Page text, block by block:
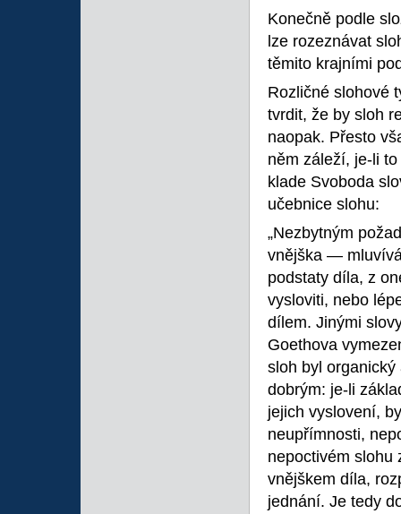
Konečně podle
lze rozeznávat
těmito krajními
Rozličné slohové
tvrdit, že by sloh
naopak. Přesto
něm záleží, je-li
klade Svoboda
učebnice slohu:
„Nezbytným
vnějška —
podstaty díla, z
vysloviti, nebo
dílem. Jinými
Goethova
sloh byl
dobrým: je-li
jejich vyslovení,
neupřímnosti,
nepoctivém slohu
vnějškem díla,
jednání. Je tedy